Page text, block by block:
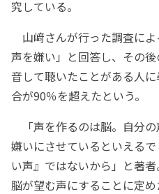
究している。
山﨑さんが行った調査に
声を嫌い」と回答し、その
音して聴いたことがある人
合が90％を超えたという。
「声を作るのは脳。自分
嫌いにさせているといえる
い声』ではないから」と著
脳が望む声にすることに定